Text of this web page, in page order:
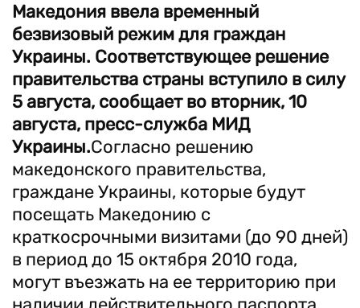
Македония ввела временный
безвизовый режим для граждан
Украины. Соответствующее решение
правительства страны вступило в силу
5 августа, сообщает во вторник, 10
августа, пресс-служба МИД
Украины.Согласно решению
македонского правительства,
граждане Украины, которые будут
посещать Македонию с
краткосрочными визитами (до 90 дней)
в период до 15 октября 2010 года,
могут въезжать на ее территорию при